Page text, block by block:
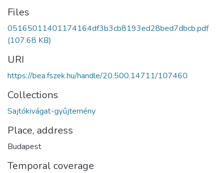
Files
05165011401174164df3b3cb8193ed28bed7dbcb.pdf
(107.68 KB)
URI
https://bea.fszek.hu/handle/20.500.14711/107460
Collections
Sajtókivágat-gyűjtemény
Place, address
Budapest
Temporal coverage